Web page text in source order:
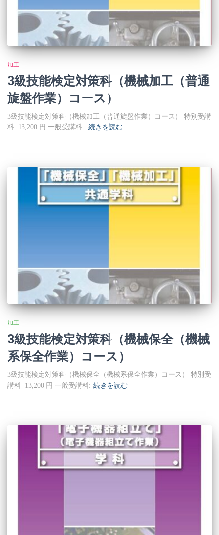
加工
3級技能検定対策科（機械加工（普通
旋盤作業）コース）
3級技能検定対策科（機械加工（普通旋盤作業）コース） 特別受講
料: 13,200 円 一般受講料:
続きを読む
加工
3級技能検定対策科（機械保全（機械
系保全作業）コース）
3級技能検定対策科（機械保全（機械系保全作業）コース） 特別受
講料: 13,200 円 一般受講料: 続きを読む